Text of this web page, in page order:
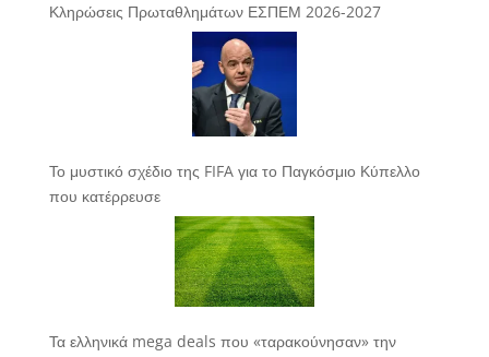
Κληρώσεις Πρωταθλημάτων ΕΣΠΕΜ 2026-2027
Το μυστικό σχέδιο της FIFA για το Παγκόσμιο Κύπελλο
που κατέρρευσε
Τα ελληνικά mega deals που «ταρακούνησαν» την